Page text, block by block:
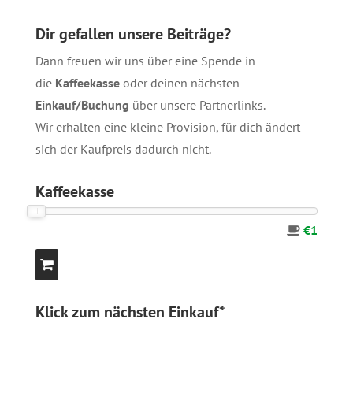
Dir gefallen unsere Beiträge?
Dann freuen wir uns über eine Spende in
die Kaffeekasseoder deinen nächsten
Einkauf/Buchung über unsere Partnerlinks.
Wir erhalten eine kleine Provision, für dich ändert
sich der Kaufpreis dadurch nicht.
Kaffeekasse
€1
Klick zum nächsten Einkauf*